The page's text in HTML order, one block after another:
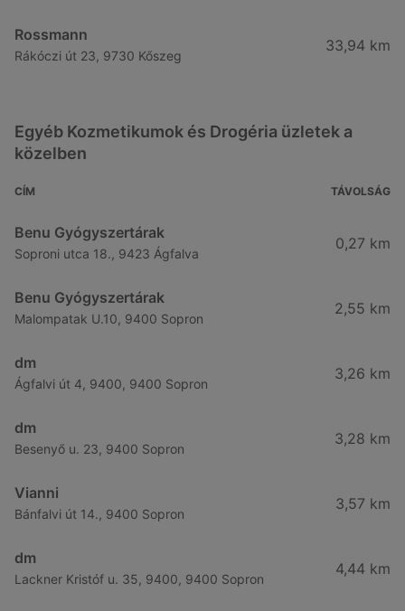
Rossmann
Rákóczi út 23, 9730 Kőszeg
33,94 km
Egyéb Kozmetikumok és Drogéria üzletek a
közelben
CÍM TÁVOLSÁG
Benu Gyógyszertárak
Soproni utca 18., 9423 Ágfalva
0,27 km
Benu Gyógyszertárak
Malompatak U.10, 9400 Sopron
2,55 km
dm
Ágfalvi út 4, 9400, 9400 Sopron
3,26 km
dm
Besenyő u. 23, 9400 Sopron
3,28 km
Vianni
Bánfalvi út 14., 9400 Sopron
3,57 km
dm
Lackner Kristóf u. 35, 9400, 9400 Sopron
4,44 km